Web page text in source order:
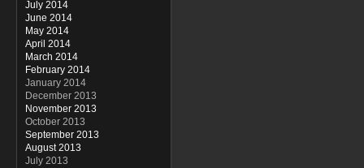
July 2014
June 2014
May 2014
April 2014
March 2014
February 2014
January 2014
December 2013
November 2013
October 2013
September 2013
August 2013
July 2013